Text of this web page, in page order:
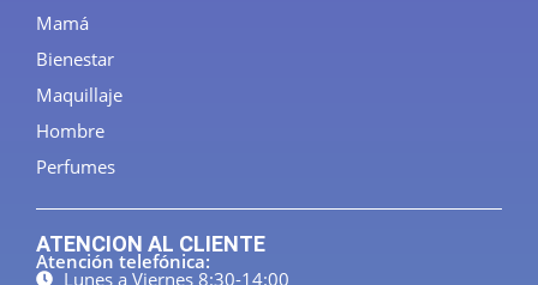
Mamá
Bienestar
Maquillaje
Hombre
Perfumes
ATENCION AL CLIENTE
Atención telefónica:
Lunes a Viernes 8:30-14:00